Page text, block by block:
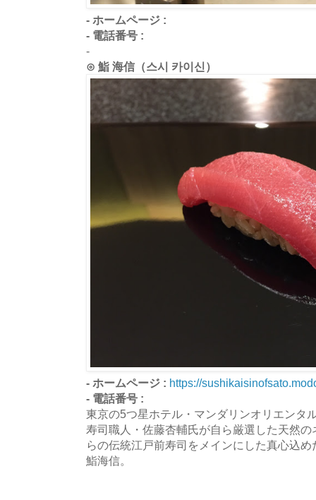
- ホームページ :
- 電話番号 :
-
⊙ 鮨 海信（스시 카이신）
- ホームページ : https://
- 電話番号 :
東京の5つ星ホテル・マンダリンオリエンタ
寿司職人・佐藤杏輔氏が自ら厳選した天然
らの伝統江戸前寿司をメインにした真心込
鮨海信。